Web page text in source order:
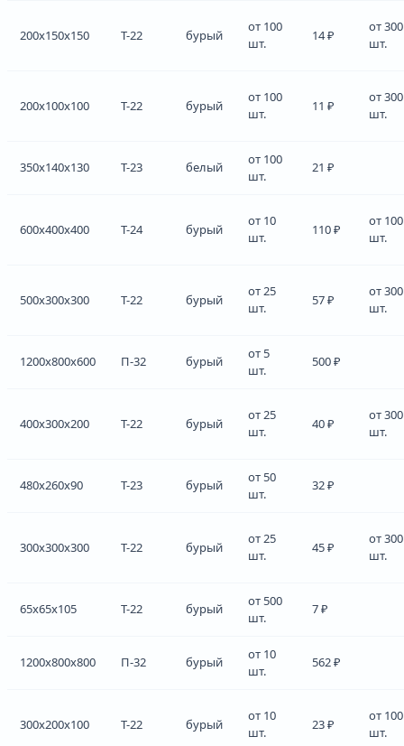
200x150x150 Т-22 бурый
от 100
шт.
14 ₽
от 300
шт.
200x100x100 Т-22 бурый
от 100
шт.
11 ₽
от 300
шт.
350x140x130 Т-23 белый
от 100
шт.
21 ₽
600x400x400 Т-24 бурый
от 10
шт.
110 ₽
от 100
шт.
500x300x300 Т-22 бурый
от 25
шт.
57 ₽
от 300
шт.
1200x800x600 П-32 бурый
от 5
шт.
500 ₽
400x300x200 Т-22 бурый
от 25
шт.
40 ₽
от 300
шт.
480x260x90 Т-23 бурый
от 50
шт.
32 ₽
300x300x300 Т-22 бурый
от 25
шт.
45 ₽
от 300
шт.
65x65x105 Т-22 бурый
от 500
шт.
7 ₽
1200x800x800 П-32 бурый
от 10
шт.
562 ₽
300x200x100 Т-22 бурый
от 10
шт.
23 ₽
от 100
шт.